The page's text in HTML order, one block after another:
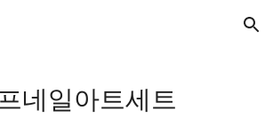
Skip to navigation
네일아트세트